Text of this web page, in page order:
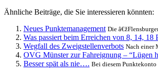
Ähnliche Beiträge, die Sie interessieren könnten:
Neues Punktemanagement Die
Was passiert beim Erreichen von 8, 14, 18
Wegfall des Zweigstellenverbots Nach einer
OVG Münster zur Fahreignung – “Lügen
Besser spät als nie…. Bei diesem Punktekonto